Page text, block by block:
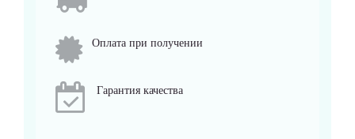
Оплата при получении
Гарантия качества